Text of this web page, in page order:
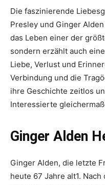
Die faszinierende
Presley und Ginger
das Leben einer der
sondern erzählt auch
Liebe, Verlust und
Verbindung und die
ihre Geschichte zeitlos
Interessierte
Ginger Alden
Ginger Alden, die letzte
heute 67 Jahre alt1.